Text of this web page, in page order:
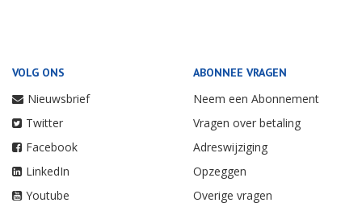
VOLG ONS
Nieuwsbrief
Twitter
Facebook
LinkedIn
Youtube
ABONNEE VRAGEN
Neem een Abonnement
Vragen over betaling
Adreswijziging
Opzeggen
Overige vragen